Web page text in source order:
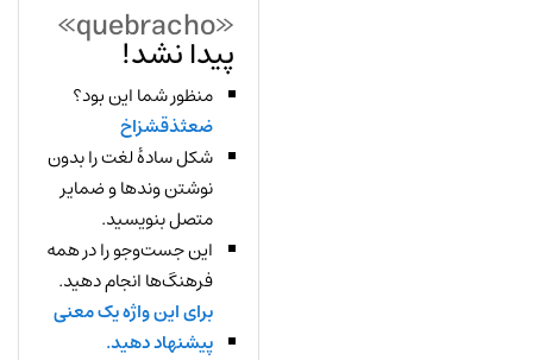
«quebracho»
پیدا نشد!
منظور شما این بود؟
ضعثذقشزاخ
شکل سادهٔ لغت را بدون
نوشتن وندها و ضمایر
متصل بنویسید.
این جست‌وجو را در همه
فرهنگ‌ها انجام دهید.
برای این واژه یک معنی
پیشنهاد دهید.